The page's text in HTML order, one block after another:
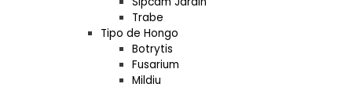
Trabe
Tipo de Hongo
Botrytis
Fusarium
Mildiu